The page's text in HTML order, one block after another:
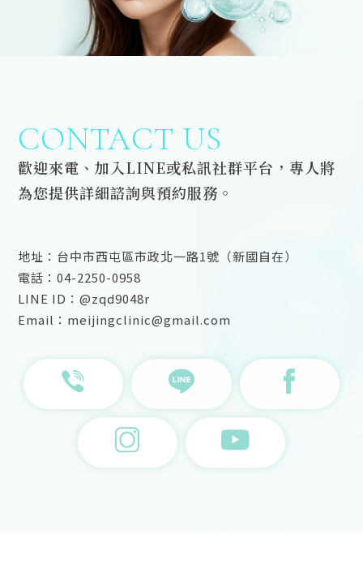
CONTACT US
歡迎來電、加入LINE或私訊社群平台，專人將
為您提供詳細諮詢與預約服務。
地址：台中市西屯區市政北一路1號（新國自在）
電話：04-2250-0958
LINE ID：@zqd9048r
Email：meijingclinic@gmail.com